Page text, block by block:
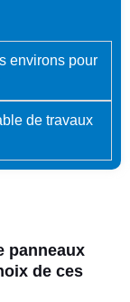
environs pour
de travaux
panneaux
de ces